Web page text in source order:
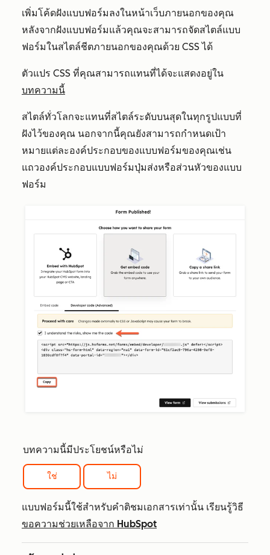
เพิ่มโค้ดฝังแบบฟอร์มลงในหน้าเว็บภายนอกของคุณ
หลังจากฝังแบบฟอร์มแล้วคุณจะสามารถจัดสไตล์แบบ
ฟอร์มในสไตล์ชีตภายนอกของคุณด้วย CSS ได้
ตัวแปร CSS ที่คุณสามารถแทนที่ได้จะแสดงอยู่ใน
บทความนี้
สไตล์ทั่วโลกจะแทนที่สไตล์ระดับบนสุดในทุกรูปแบบที่
ฝังไว้ของคุณ นอกจากนี้คุณยังสามารถกำหนดเป้า
หมายแต่ละองค์ประกอบของแบบฟอร์มของคุณเช่น
แถวองค์ประกอบแบบฟอร์มปุ่มส่งหรือส่วนหัวของแบบ
ฟอร์ม
บทความนี้มีประโยชน์หรือไม่
ใช่ ไม่
แบบฟอร์มนี้ใช้สำหรับคำติชมเอกสารเท่านั้น เรียนรู้วิธี
ขอความช่วยเหลือจาก HubSpot